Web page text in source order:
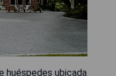
huéspedes ubicada